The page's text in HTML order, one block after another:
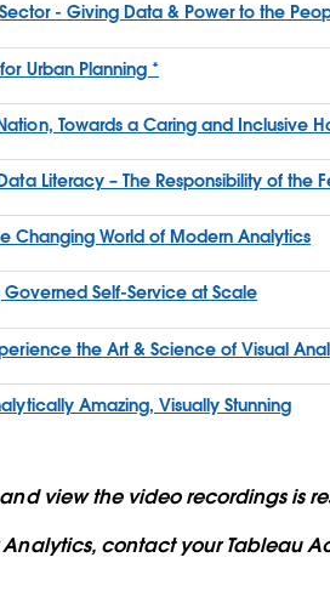
- Giving Data & Power to the
Urban Planning *
Towards a Caring and Inclusive
Literacy – The Responsibility of the
Changing World of Modern Analytics
Governed Self-Service at Scale
the Art & Science of Visual
Amazing, Visually Stunning
view the video recordings is
Analytics, contact your Tableau